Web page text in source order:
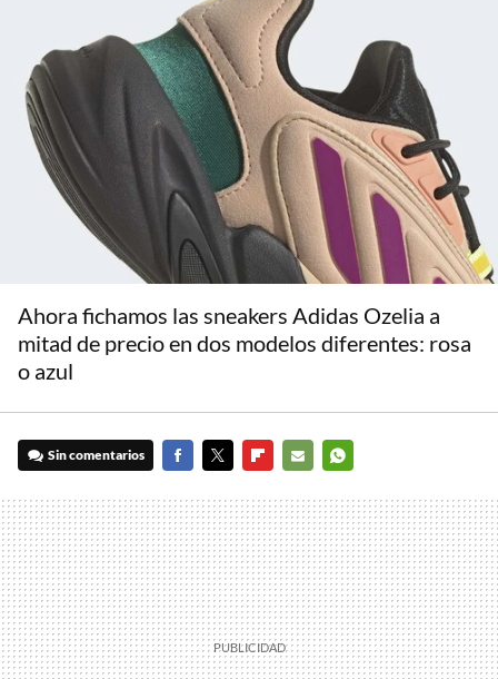
Ahora fichamos las sneakers Adidas Ozelia a
mitad de precio en dos modelos diferentes: rosa
o azul
Sin comentarios
MAIL